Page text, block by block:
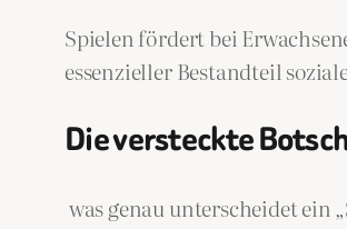
Spielen fördert bei
essenzieller Bestandteil
Die versteckte
was genau unterscheidet ein